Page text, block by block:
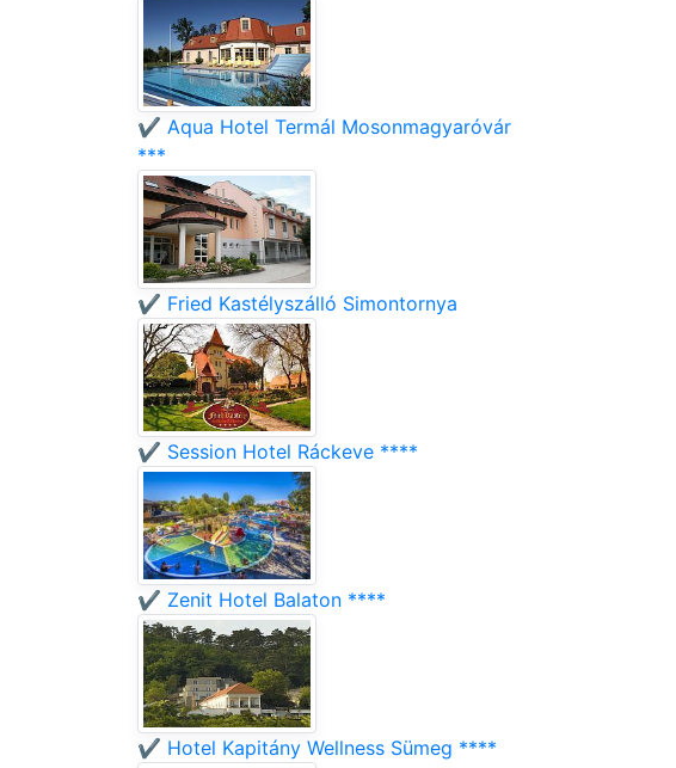
✔️ Aqua Hotel Termál Mosonmagyaróvár
***
✔️ Fried Kastélyszálló Simontornya
✔️ Session Hotel Ráckeve ****
✔️ Zenit Hotel Balaton ****
✔️ Hotel Kapitány Wellness Sümeg ****